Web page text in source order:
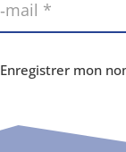
Enregistrer mon